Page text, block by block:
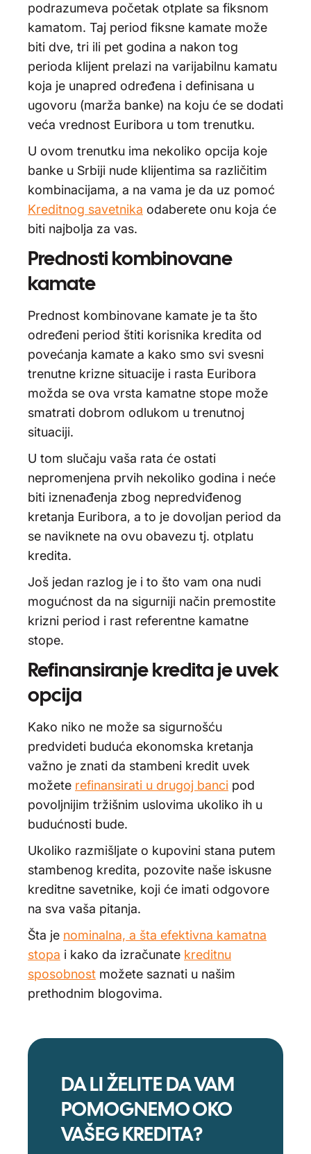
podrazumeva početak otplate sa fiksnom
kamatom. Taj period fiksne kamate može
biti dve, tri ili pet godina a nakon tog
perioda klijent prelazi na varijabilnu kamatu
koja je unapred određena i definisana u
ugovoru (marža banke) na koju će se dodati
veća vrednost Euribora u tom trenutku.
U ovom trenutku ima nekoliko opcija koje
banke u Srbiji nude klijentima sa različitim
kombinacijama, a na vama je da uz pomoć
Kreditnog savetnika odaberete onu koja će
biti najbolja za vas.
Prednosti kombinovane
kamate
Prednost kombinovane kamate je ta što
određeni period štiti korisnika kredita od
povećanja kamate a kako smo svi svesni
trenutne krizne situacije i rasta Euribora
možda se ova vrsta kamatne stope može
smatrati dobrom odlukom u trenutnoj
situaciji.
U tom slučaju vaša rata će ostati
nepromenjena prvih nekoliko godina i neće
biti iznenađenja zbog nepredviđenog
kretanja Euribora, a to je dovoljan period da
se naviknete na ovu obavezu tj. otplatu
kredita.
Još jedan razlog je i to što vam ona nudi
mogućnost da na sigurniji način premostite
krizni period i rast referentne kamatne
stope.
Refinansiranje kredita je uvek
opcija
Kako niko ne može sa sigurnošću
predvideti buduća ekonomska kretanja
važno je znati da stambeni kredit uvek
možete refinansirati u drugoj banci pod
povoljnijim tržišnim uslovima ukoliko ih u
budućnosti bude.
Ukoliko razmišljate o kupovini stana putem
stambenog kredita, pozovite naše iskusne
kreditne savetnike, koji će imati odgovore
na sva vaša pitanja.
Šta je nominalna, a šta efektivna kamatna
stopa i kako da izračunate kreditnu
sposobnost možete saznati u našim
prethodnim blogovima.
DA LI ŽELITE DA VAM
POMOGNEMO OKO
VAŠEG KREDITA?